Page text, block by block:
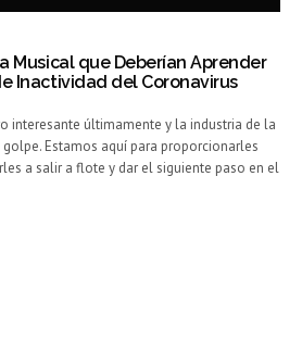
Musical que Deberían Aprender
Inactividad del Coronavirus
interesante últimamente y la industria de la
Estamos aquí para proporcionarles
a salir a flote y dar el siguiente paso en el